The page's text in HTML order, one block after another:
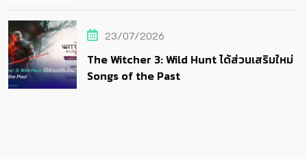
23/07/2026
The Witcher 3: Wild Hunt ได้ส่วนเสริมใหม่
Songs of the Past